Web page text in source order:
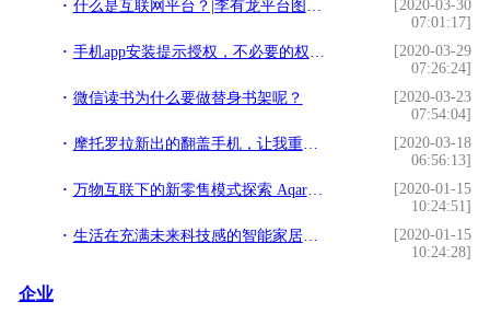
什么是互联网平台？|李有龙平台图谱（一）
[2020-03-30
07:01:17]
手机app安装提示授权，不必要的权限全开的后果有多严重？
[2020-03-29
07:26:24]
微信读书为什么要做替身书架呢？
[2020-03-23
07:54:04]
摩托罗拉新出的翻盖手机，让我重新认识了折叠屏
[2020-03-18
06:56:13]
万物互联下的新零售模式探索 Aqara智能家居服务商引领新生活
[2020-01-15
10:24:51]
生活在充满未来科技感的智能家居中是怎样一种体验？
[2020-01-15
10:24:28]
企业